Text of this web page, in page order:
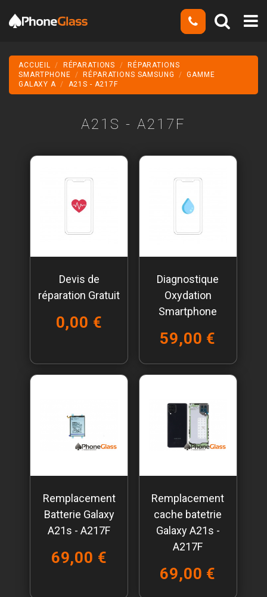
ACCUEIL RÉPARATIONS
RÉPARATIONS
SMARTPHONE
RÉPARATIONS SAMSUNG
GAMME
GALAXY A
A21S - A217F
A21S - A217F
Devis de
réparation Gratuit
0,00 €
Diagnostique
Oxydation
Smartphone
59,00 €
Remplacement
Batterie Galaxy
A21s - A217F
69,00 €
Remplacement
cache batetrie
Galaxy A21s -
A217F
69,00 €